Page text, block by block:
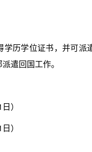
历学位证书，并可派
遣回国工作。
）
）